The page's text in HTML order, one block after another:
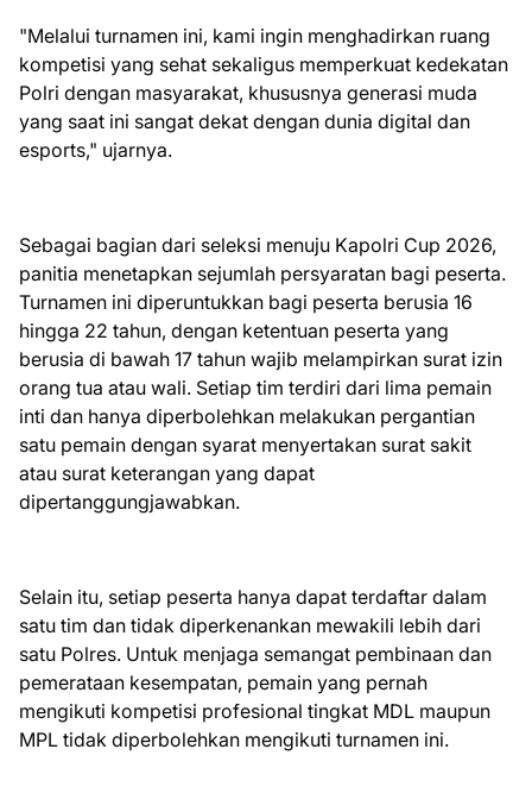
"Melalui turnamen ini, kami ingin menghadirkan ruang
kompetisi yang sehat sekaligus memperkuat kedekatan
Polri dengan masyarakat, khususnya generasi muda
yang saat ini sangat dekat dengan dunia digital dan
esports," ujarnya.
Sebagai bagian dari seleksi menuju Kapolri Cup 2026,
panitia menetapkan sejumlah persyaratan bagi peserta.
Turnamen ini diperuntukkan bagi peserta berusia 16
hingga 22 tahun, dengan ketentuan peserta yang
berusia di bawah 17 tahun wajib melampirkan surat izin
orang tua atau wali. Setiap tim terdiri dari lima pemain
inti dan hanya diperbolehkan melakukan pergantian
satu pemain dengan syarat menyertakan surat sakit
atau surat keterangan yang dapat
dipertanggungjawabkan.
Selain itu, setiap peserta hanya dapat terdaftar dalam
satu tim dan tidak diperkenankan mewakili lebih dari
satu Polres. Untuk menjaga semangat pembinaan dan
pemerataan kesempatan, pemain yang pernah
mengikuti kompetisi profesional tingkat MDL maupun
MPL tidak diperbolehkan mengikuti turnamen ini.